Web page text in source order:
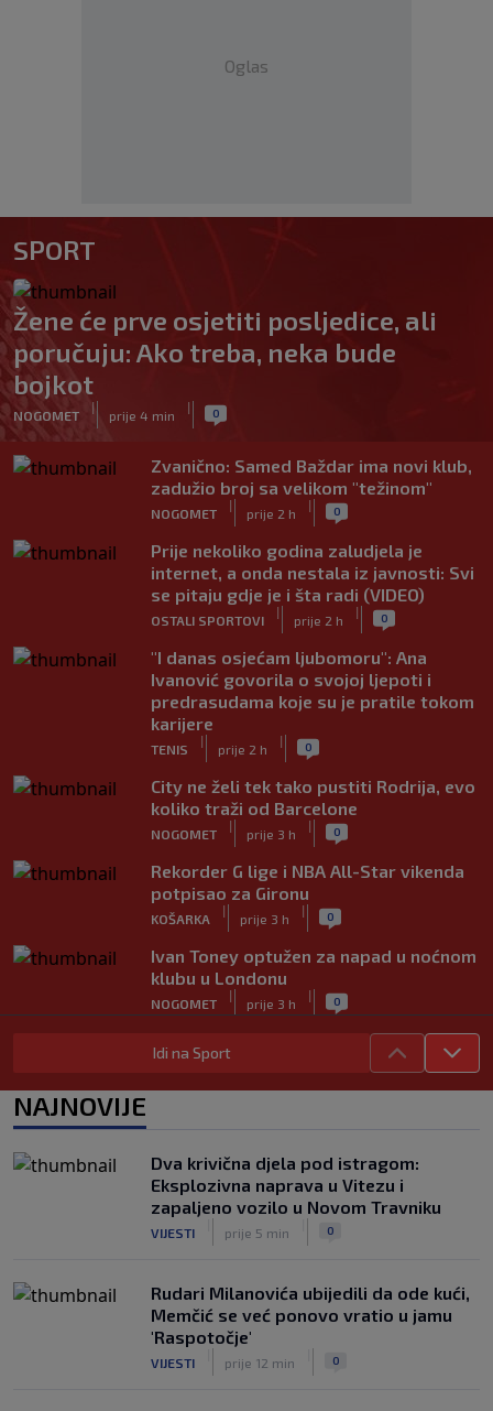
Oglas
SPORT
Žene će prve osjetiti posljedice, ali
poručuju: Ako treba, neka bude
bojkot
NOGOMET
|
prije 4 min
| 0
Zvanično: Samed Baždar ima novi klub,
zadužio broj sa velikom "težinom"
NOGOMET
|
prije 2 h
| 0
Prije nekoliko godina zaludjela je
internet, a onda nestala iz javnosti: Svi
se pitaju gdje je i šta radi (VIDEO)
OSTALI SPORTOVI
|
prije 2 h
| 0
"I danas osjećam ljubomoru": Ana
Ivanović govorila o svojoj ljepoti i
predrasudama koje su je pratile tokom
karijere
TENIS
|
prije 2 h
| 0
City ne želi tek tako pustiti Rodrija, evo
koliko traži od Barcelone
NOGOMET
|
prije 3 h
| 0
Rekorder G lige i NBA All-Star vikenda
potpisao za Gironu
KOŠARKA
|
prije 3 h
| 0
Ivan Toney optužen za napad u noćnom
klubu u Londonu
NOGOMET
|
prije 3 h
| 0
Utakmica Barcelone otkazana zbog
migrantske krize
NOGOMET prije 3 h
NOGOMET
|
prije 3 h
| 0
Idi na Sport
NAJNOVIJE
Dva krivična djela pod istragom:
Eksplozivna naprava u Vitezu i
zapaljeno vozilo u Novom Travniku
VIJESTI prije 5 min 0
Rudari Milanovića ubijedili da ode kući,
Memčić se već ponovo vratio u jamu
'Raspotočje'
VIJESTI prije 12 min 0